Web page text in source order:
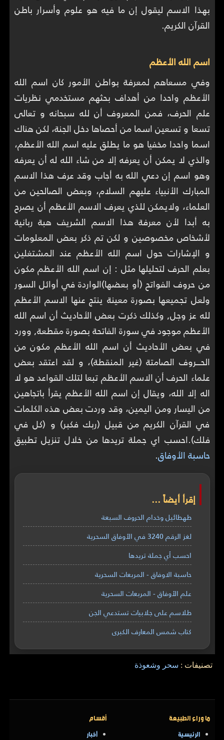
بهذا الاسم ليقول إن ما فيه هو علوم وأسرار باطن
القرآن الكريم.
اسم الله الأعظم
وفي مسعاهم لمعرفة بواطن الأمور كان اسم الله
الأعظم واحدا من أهداف بحثهم مستخدمي نظريات
علم الحرف، فمن المعروف أن لله سبحانه و تعالى
تسعا و تسعين اسما من أحصاها دخل الجنة، لكن هناك
اسما واحدا مخفيا هو ما يطلق عليه اسم الله الأعظم،
والذي لا يمكن أن يعرفه إلا من شاء الله له أن يعرفه
وهو اسم إن دعي الله به أجاب وقد عرف هذا الاسم
المبارك الأنبياء عليهم السلام، وبعض الصالحين من
العلماء، ولايمكن للذي يعرف الاسم الأعظم أن يصرح
به أبدا لأن معرفة هذا الاسم الشريف هبة ربانية
لأشخاص مخصوصين و لكن تم ذكر بعض المعلومات
و الإشارات حول اسم الله الأعظم عند المشتغلين
بعلم الحرف لتحليلها مثل : إن اسم الله الأعظم مكون
من حروف الفواتح (أو بعضها)الواردة في أوائل السور
ولعل تجميعها بصورة معينة ينتج عنها الاسم الأعظم
لله عز وجل, وكذلك ذكرت بعض الأحاديث أن اسم الله
الأعظم موجود في سورة الفاتحة بصورة مقطعة, وورد
في بعض الأحاديث أن اسم الله الأعظم مكون من
الحـــروف الصامتة (غير المنقطة)، و لقد اعتقد بعض
علماء الحرف أن الاسم الأعظم تبعا لتلك القواعد هو لا
اله إلا الله، ويقال إن اسم الله الأعظم يقرأ باتجاهين
من اليسار ومن اليمين، وقد وردت بعض هذه الكلمات
في القرآن الكريم من قبيل (ربك فكبر) و (كل في
فلك).احسب اي جملة تريدها من خلال تنزيل تطبيق
حاسبة الأوفاق.
إقرأ أيضاً ...
طهطائيل وخدام الحروف السبعة
لغز الرقم 3240 في الأوفاق السحرية
احسب أي جملة تريدها
حاسبة الاوفاق - المربعات السحرية
علم الأوفاق - المربعات السحرية
طلاسم على جلابيات تستدعي الجن
كتاب شمس المعارف الكبرى
تصنيفات : سحر وشعوذة
ما وراء الطبيعة
الرئيسية
أقسام
أخبار